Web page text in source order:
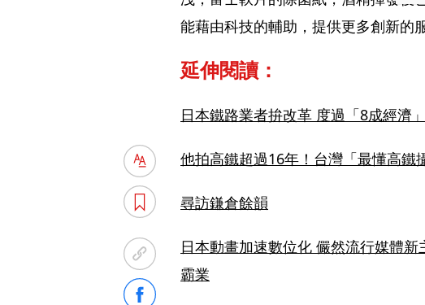
能藉由科技的輔助，提供更多創新的服
延伸閱讀：
日本鐵路業者拚改革 度過「8成經濟
他拍高鐵超過16年！台灣「最懂高鐵
尋訪鎌倉餘韻
日本動畫加速數位化 儼然流行媒體
霸業